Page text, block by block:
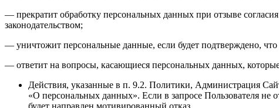
— прекратит обработку персональных данных при отзыве
законодательством;
— уничтожит персональные данные, если будет подтверждено,
— ответит на вопросы, касающиеся персональных данных, которые
Действия, указанные в п. 9.2. Политики, Администрация
«О персональных данных». Если в запросе Пользователя не
будет направлен мотивированный отказ.